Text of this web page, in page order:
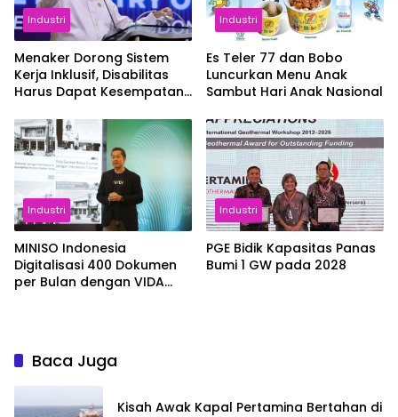
Industri
Menaker Dorong Sistem
Kerja Inklusif, Disabilitas
Harus Dapat Kesempatan
Industri
Es Teler 77 dan Bobo
Luncurkan Menu Anak
Sambut Hari Anak Nasional
Industri
MINISO Indonesia
Digitalisasi 400 Dokumen
per Bulan dengan VIDA
Industri
PGE Bidik Kapasitas Panas
Bumi 1 GW pada 2028
Baca Juga
Kisah Awak Kapal Pertamina Bertahan di